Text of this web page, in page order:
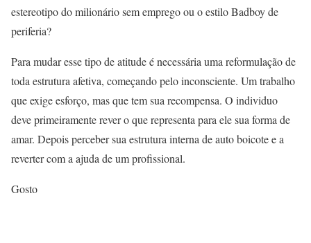
estereotipo do milionário sem emprego ou o estilo Badboy de
periferia?
Para mudar esse tipo de atitude é necessária uma reformulação de
toda estrutura afetiva, começando pelo inconsciente. Um trabalho
que exige esforço, mas que tem sua recompensa. O individuo
deve primeiramente rever o que representa para ele sua forma de
amar. Depois perceber sua estrutura interna de auto boicote e a
reverter com a ajuda de um profissional.
Gosto